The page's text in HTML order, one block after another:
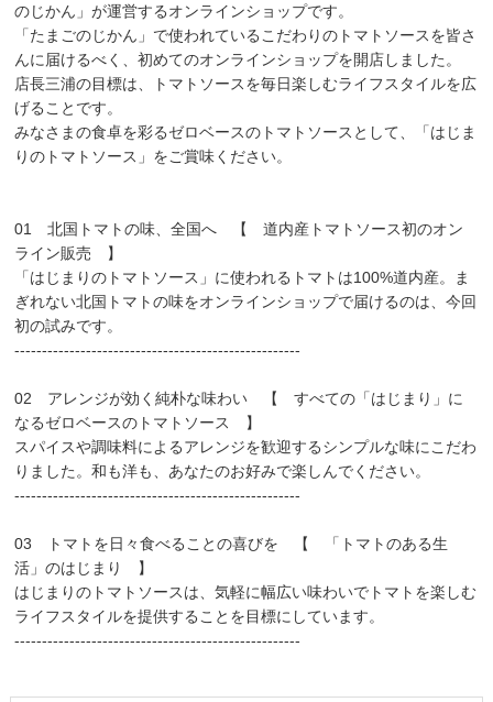
のじかん」が運営するオンラインショップです。
「たまごのじかん」で使われているこだわりのトマトソースを皆さ
んに届けるべく、初めてのオンラインショップを開店しました。
店長三浦の目標は、トマトソースを毎日楽しむライフスタイルを広
げることです。
みなさまの食卓を彩るゼロベースのトマトソースとして、「はじま
りのトマトソース」をご賞味ください。
01 北国トマトの味、全国へ 【 道内産トマトソース初のオン
ライン販売 】
「はじまりのトマトソース」に使われるトマトは100%道内産。ま
ぎれない北国トマトの味をオンラインショップで届けるのは、今回
初の試みです。
----------------------------------------------------
02 アレンジが効く純朴な味わい 【 すべての「はじまり」に
なるゼロベースのトマトソース 】
スパイスや調味料によるアレンジを歓迎するシンプルな味にこだわ
りました。和も洋も、あなたのお好みで楽しんでください。
----------------------------------------------------
03 トマトを日々食べることの喜びを 【 「トマトのある生
活」のはじまり 】
はじまりのトマトソースは、気軽に幅広い味わいでトマトを楽しむ
ライフスタイルを提供することを目標にしています。
----------------------------------------------------